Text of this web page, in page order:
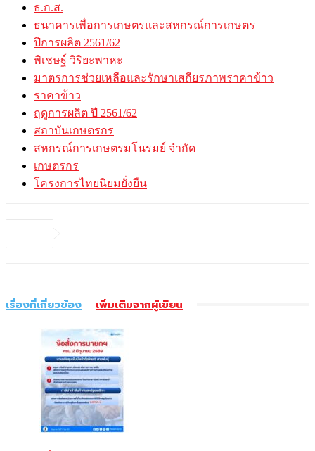
ธ.ก.ส.
ธนาคารเพื่อการเกษตรและสหกรณ์การเกษตร
ปีการผลิต 2561/62
พิเชษฐ์ วิริยะพาหะ
มาตรการช่วยเหลือและรักษาเสถียรภาพราคาข้าว
ราคาข้าว
ฤดูการผลิต ปี 2561/62
สถาบันเกษตรกร
สหกรณ์การเกษตรมโนรมย์ จำกัด
เกษตรกร
โครงการไทยนิยมยั่งยืน
เรื่องที่เกี่ยวข้อง เพิ่มเติมจากผู้เขียน